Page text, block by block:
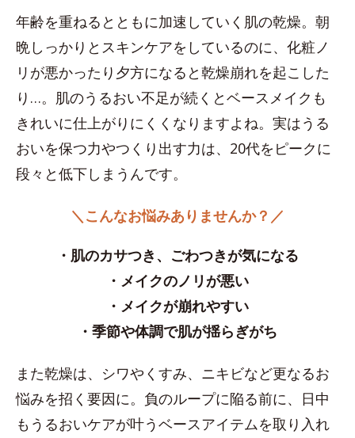
年齢を重ねるとともに加速していく肌の乾燥。朝
晩しっかりとスキンケアをしているのに、化粧ノ
リが悪かったり夕方になると乾燥崩れを起こした
り…。肌のうるおい不足が続くとベースメイクも
きれいに仕上がりにくくなりますよね。実はうる
おいを保つ力やつくり出す力は、20代をピークに
段々と低下しまうんです。
＼こんなお悩みありませんか？／
・肌のカサつき、ごわつきが気になる
・メイクのノリが悪い
・メイクが崩れやすい
・季節や体調で肌が揺らぎがち
また乾燥は、シワやくすみ、ニキビなど更なるお
悩みを招く要因に。負のループに陥る前に、日中
もうるおいケアが叶うベースアイテムを取り入れ